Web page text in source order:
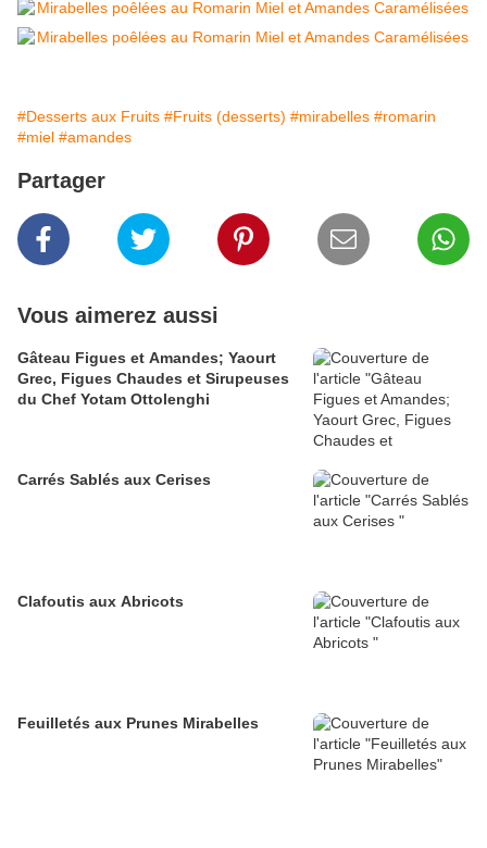
#Desserts aux Fruits #Fruits (desserts) #mirabelles #romarin
#miel #amandes
Partager
Vous aimerez aussi
Gâteau Figues et Amandes; Yaourt
Grec, Figues Chaudes et Sirupeuses
du Chef Yotam Ottolenghi
Carrés Sablés aux Cerises
Clafoutis aux Abricots
Feuilletés aux Prunes Mirabelles